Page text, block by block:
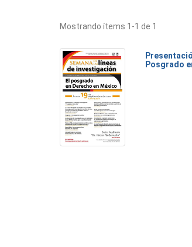
Mostrando ítems 1-1 de 1
Posgrado